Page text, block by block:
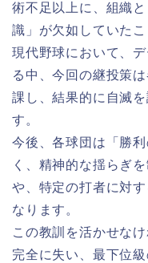
術不足以上に、組織
識」が欠如していた
現代野球において、
る中、今回の継投策
課し、結果的に自滅
す。
今後、各球団は「勝
く、精神的な揺らぎ
や、特定の打者に対
なります。
この教訓を活かせな
完全に失い、最下位